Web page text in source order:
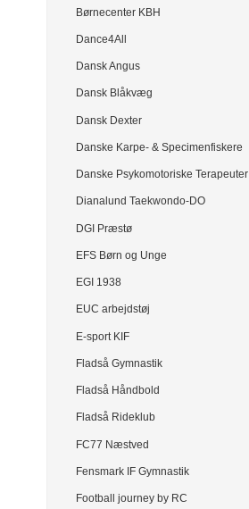
Børnecenter KBH
Dance4All
Dansk Angus
Dansk Blåkvæg
Dansk Dexter
Danske Karpe- & Specimenfiskere
Danske Psykomotoriske Terapeuter
Dianalund Taekwondo-DO
DGI Præstø
EFS Børn og Unge
EGI 1938
EUC arbejdstøj
E-sport KIF
Fladså Gymnastik
Fladså Håndbold
Fladså Rideklub
FC77 Næstved
Fensmark IF Gymnastik
Football journey by RC